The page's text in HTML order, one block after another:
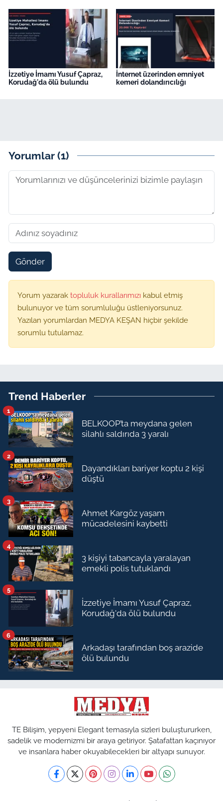
İzzetiye İmamı Yusuf Çapraz,
Korudağ'da ölü bulundu
İnternet üzerinden emniyet
kemeri dolandırıcılığı
Yorumlar (1)
Gönder
Yorum yazarak topluluk kurallarımızı kabul etmiş
bulunuyor ve tüm sorumluluğu üstleniyorsunuz.
Yazılan yorumlardan MEDYA KEŞAN hiçbir şekilde
sorumlu tutulamaz.
Trend Haberler
BELKOOP’ta meydana gelen
silahlı saldırıda 3 yaralı
1
Dayandıkları bariyer koptu 2 kişi
düştü
2
Ahmet Kargöz yaşam
mücadelesini kaybetti
3
3 kişiyi tabancayla yaralayan
emekli polis tutuklandı
4
İzzetiye İmamı Yusuf Çapraz,
Korudağ'da ölü bulundu
5
Arkadaşı tarafından boş arazide
ölü bulundu
6
TE Bilişim, yepyeni Elegant temasıyla sizleri buluştururken,
sadelik ve modernizmi bir araya getiriyor. Şatafattan kaçınıyor
ve insanlara haber okuyabilecekleri bir altyapı sunuyor.